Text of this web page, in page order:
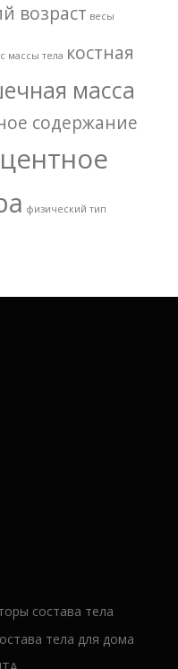
возраст весы
массы тела костная
масса
содержание
физический тип
состава тела
тела для дома